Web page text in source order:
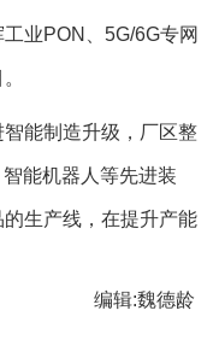
业PON 5G/6G专网
能制造升级，厂区整
能机器人等先进装
生产线，在提升产能
编辑:魏德龄